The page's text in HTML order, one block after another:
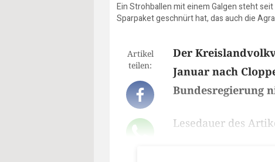
Ein Strohballen mit einem Galgen steht
Sparpaket geschnürt hat, das auch die
Artikel
teilen:
Der
Januar nach
Bundesregierung
Lesedauer des